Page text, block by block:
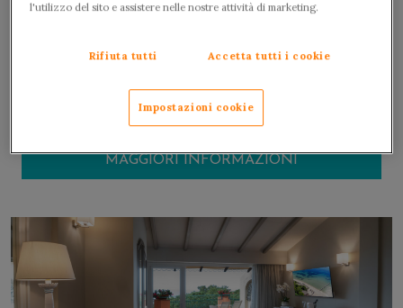
Perchè soggiornare qui?
Vicino alla spiaggia
Piscina riservata
Ampie terrazze sul mare
Executive Mare Plus
2 adulti + 1 bambino ·
MAGGIORI INFORMAZIONI
l'utilizzo del sito e assistere nelle nostre attività di marketing.
Rifiuta tutti Accetta tutti i cookie
Impostazioni cookie